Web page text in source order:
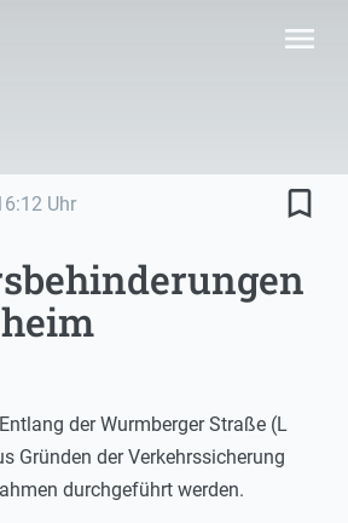
menu
Uhr bookmark_border
der Wurmberger Straße (L
Gründen der Verkehrssicherung
durchgeführt werden.